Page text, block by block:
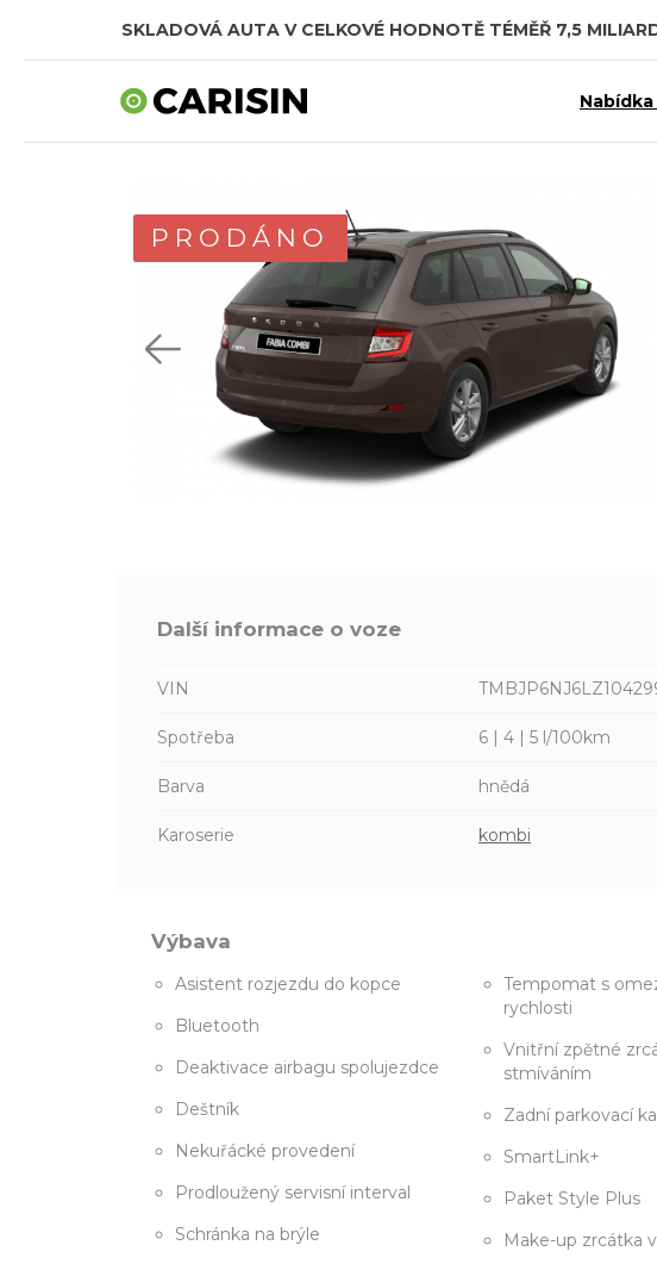
SKLADOVÁ AUTA V CELKOVÉ HODNOTĚ TÉMĚŘ 7,5
PRODÁNO
Další informace o voze
VIN
Spotřeba 6 | 4 | 5 l/100km
Barva hnědá
Karoserie kombi
Výbava
Asistent rozjezdu do kopce
Bluetooth
Deaktivace airbagu spolujezdce
Deštník
Nekuřácké provedení
Prodloužený servisní interval
Schránka na brýle
Tempomat s
rychlosti
Vnitřní zpětné
stmíváním
Zadní parkovací
SmartLink+
Paket Style Plus
Make-up zrcátka